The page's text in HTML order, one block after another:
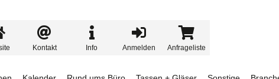
Kontakt Info Anmelden Anfrageliste